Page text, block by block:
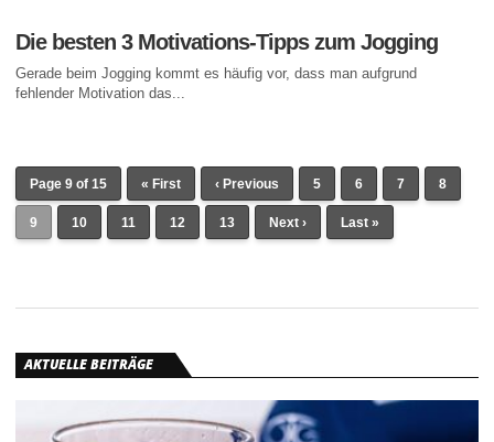
Die besten 3 Motivations-Tipps zum Jogging
Gerade beim Jogging kommt es häufig vor, dass man aufgrund
fehlender Motivation das...
Page 9 of 15 « First ‹ Previous 5 6 7 8
9 10 11 12 13 Next › Last »
AKTUELLE BEITRÄGE